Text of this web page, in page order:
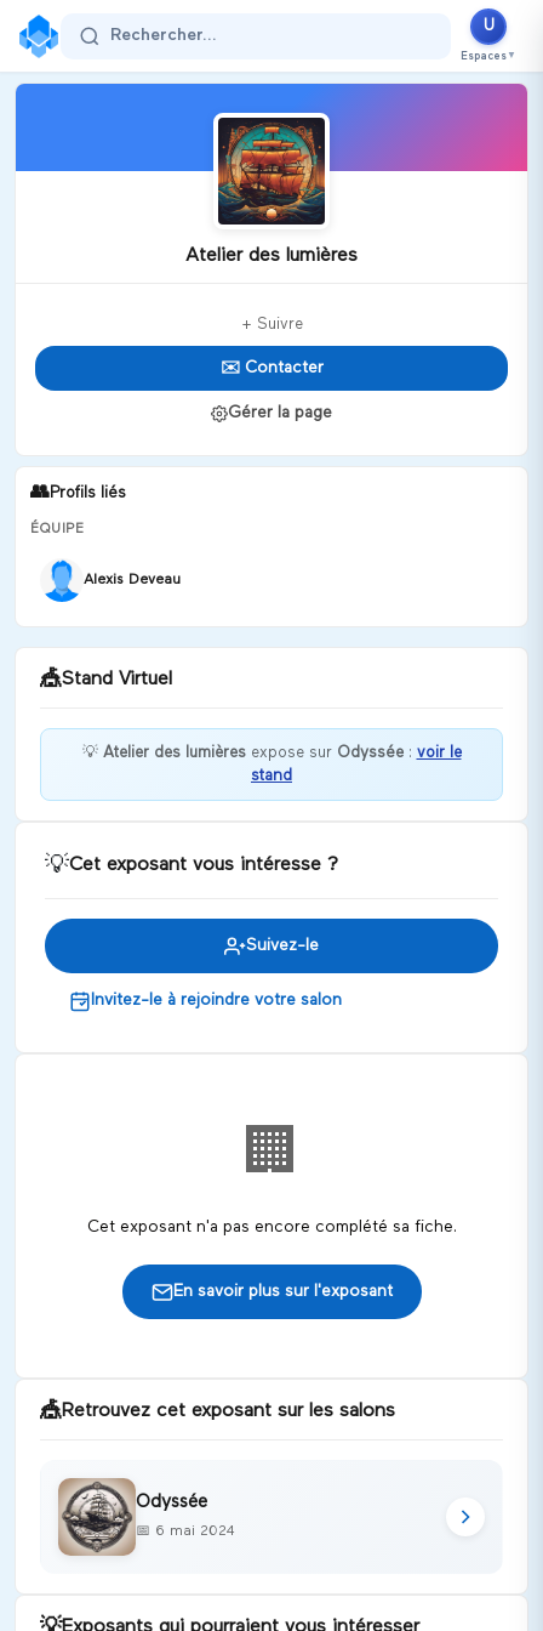
Rechercher...
U
Espaces ▼
Atelier des lumières
+ Suivre
✉️ Contacter
Gérer la page
👥Profils liés
ÉQUIPE
Alexis Deveau
🎪Stand Virtuel
Embarquez pour la lune !
💡 Atelier des lumièresexpose sur Odyssée: voir le
stand
💡Cet exposant vous intéresse ?
Suivez-le
Invitez-le à rejoindre votre salon
🏢
Cet exposant n'a pas encore complété sa fiche.
En savoir plus sur l'exposant
🎪Retrouvez cet exposant sur les salons
Odyssée
📅 6 mai 2024